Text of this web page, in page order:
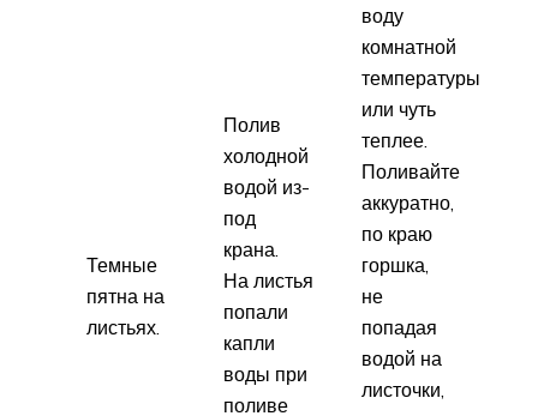
Темные
пятна на
листьях.
Полив
холодной
водой из-
под
крана.
На листья
попали
капли
воды при
поливе
воду
комнатной
температуры
или чуть
теплее.
Поливайте
аккуратно,
по краю
горшка,
не
попадая
водой на
листочки,